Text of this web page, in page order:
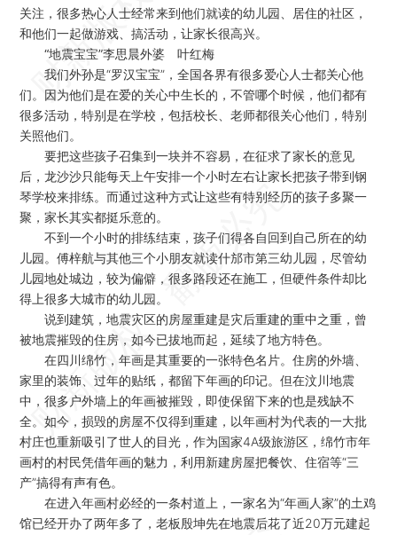
关注，很多热心人士经常来到他们就读的幼儿园、居住的社区，
和他们一起做游戏、搞活动，让家长很高兴。
“地震宝宝”李思晨外婆 叶红梅
我们外孙是“罗汉宝宝”，全国各界有很多爱心人士都关心他
们。因为他们是在爱的关心中生长的，不管哪个时候，他们都有
很多活动，特别是在学校，包括校长、老师都很关心他们，特别
关照他们。
要把这些孩子召集到一块并不容易，在征求了家长的意见
后，龙沙沙只能每天上午安排一个小时左右让家长把孩子带到钢
琴学校来排练。而通过这种方式让这些有特别经历的孩子多聚一
聚，家长其实都挺乐意的。
不到一个小时的排练结束，孩子们得各自回到自己所在的幼
儿园。傅梓航与其他三个小朋友就读什邡市第三幼儿园，尽管幼
儿园地处城边，较为偏僻，很多路段还在施工，但硬件条件却比
得上很多大城市的幼儿园。
说到建筑，地震灾区的房屋重建是灾后重建的重中之重，曾
被地震摧毁的住房，如今已拔地而起，延续了地方特色。
在四川绵竹，年画是其重要的一张特色名片。住房的外墙、
家里的装饰、过年的贴纸，都留下年画的印记。但在汶川地震
中，很多户外墙上的年画被摧毁，即使保留下来的也是残缺不
全。如今，损毁的房屋不仅得到重建，以年画村为代表的一大批
村庄也重新吸引了世人的目光，作为国家4A级旅游区，绵竹市年
画村的村民凭借年画的魅力，利用新建房屋把餐饮、住宿等“三
产”搞得有声有色。
在进入年画村必经的一条村道上，一家名为“年画人家”的土鸡
馆已经开办了两年多了，老板殷坤先在地震后花了近20万元建起